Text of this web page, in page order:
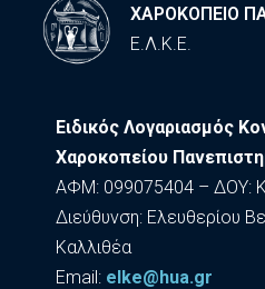
ΧΑΡΟΚΟΠΕΙΟ
Ε.Λ.Κ.Ε.
Ειδικός Λογαριασμός
Χαροκοπείου
ΑΦΜ: 099075404 – ΔΟΥ:
Διεύθυνση: Ελευθερίου
Καλλιθέα
Εmail: elke@hua.gr